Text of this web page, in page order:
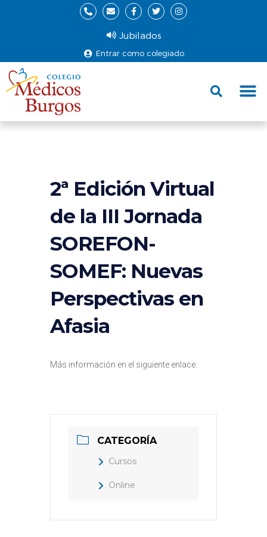
Entrar como colegiado
Jubilados
2ª Edición Virtual
de la III Jornada
SOREFON-
SOMEF: Nuevas
Perspectivas en
Afasia
Más información en el siguiente enlace:
CATEGORÍA
Cursos
Online